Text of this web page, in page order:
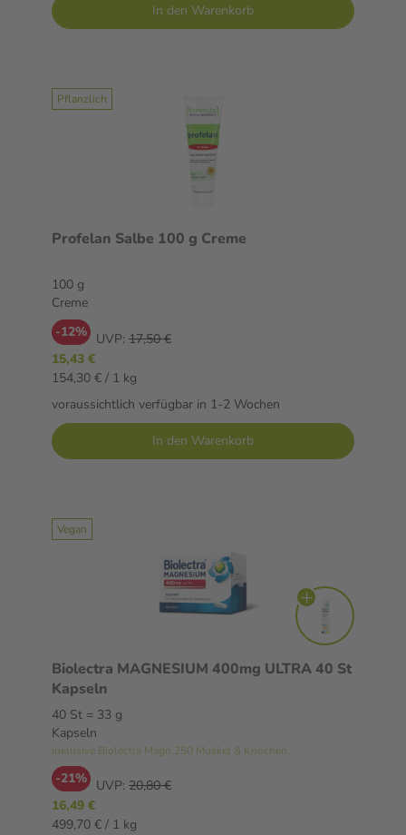
In den Warenkorb
Pflanzlich
Profelan Salbe 100 g Creme
100 g
Creme
-12% UVP: 17,50 €
15,43 €
154,30 € / 1 kg
voraussichtlich verfügbar in 1-2 Wochen
In den Warenkorb
Vegan
Biolectra MAGNESIUM 400mg ULTRA 40 St
Kapseln
40 St = 33 g
Kapseln
inklusive Biolectra Magn 250 Muskel & Knochen
-21% UVP: 20,80 €
16,49 €
499,70 € / 1 kg